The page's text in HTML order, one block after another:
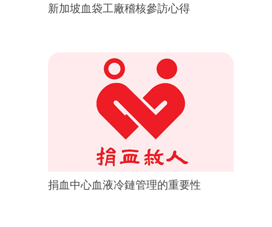
新加坡血袋工廠稽核參訪心得
捐血中心血液冷鏈管理的重要性